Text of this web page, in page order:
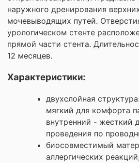
наружного дренирования
мочевыводящих путей.
урологическом стенте
прямой части стента.
12 месяцев.
Характеристики:
двухслойная
мягкий для комфорта
внутренний - жесткий
проведения по
биосовместимый
аллергических